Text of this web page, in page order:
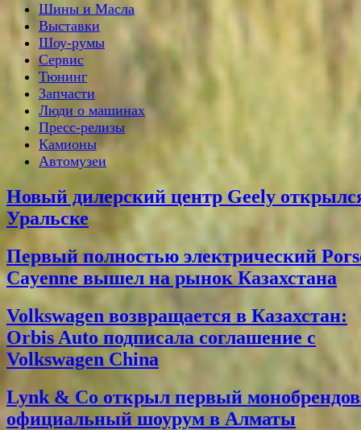
Шины и Масла
Выставки
Шоу-румы
Сервис
Тюнинг
Запчасти
Люди о машинах
Пресс-релизы
Камионы
Автомузеи
Новый дилерский центр Geely
Уральске
Первый полностью электрический
Cayenne вышел на рынок Казахстана
Volkswagen возвращается в Казахстан:
Orbis Auto подписала соглашение с
Volkswagen China
Lynk & Co открыл первый
официальный шоурум в Алматы